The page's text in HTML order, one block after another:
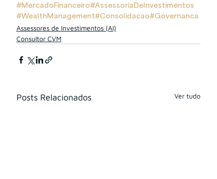
#MercadoFinanceiro#AssessoriaDeInvestimentos
#WealthManagement#Consolidacao#Governanca
Assessores de Investimentos (AI)
Consultor CVM
Posts Relacionados Ver tudo